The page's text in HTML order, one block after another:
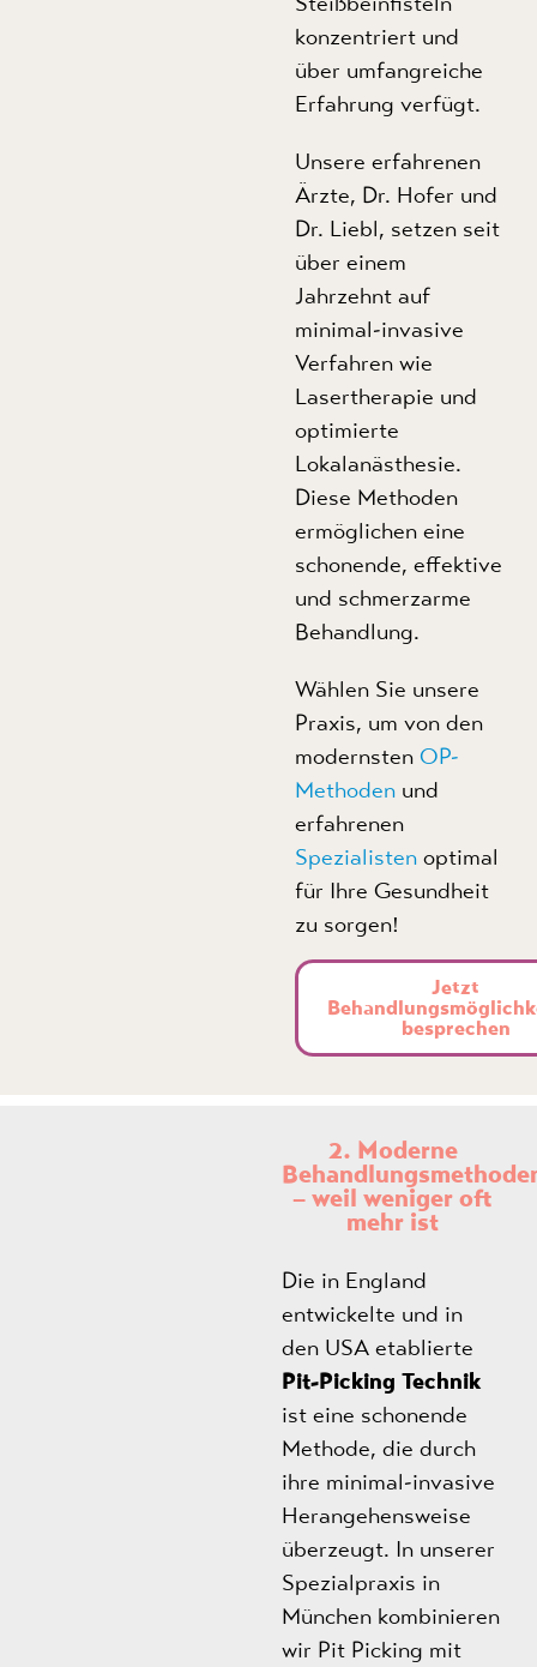
konzentriert und
über umfangreiche
Erfahrung verfügt.
Unsere erfahrenen
Ärzte, Dr. Hofer und
Dr. Liebl, setzen seit
über einem
Jahrzehnt auf
minimal-invasive
Verfahren wie
Lasertherapie und
optimierte
Lokalanästhesie.
Diese Methoden
ermöglichen eine
schonende, effektive
und schmerzarme
Behandlung.
Wählen Sie unsere
Praxis, um von den
modernstenOP-
Methoden und
erfahrenen
Spezialisten optimal
für Ihre Gesundheit
zu sorgen!
Jetzt
besprechen
2. Moderne
– weil weniger oft
mehr ist
Die in England
entwickelte und in
den USA etablierte
Pit-Picking Technik
ist eine schonende
Methode, die durch
ihre minimal-invasive
Herangehensweise
überzeugt. In unserer
Spezialpraxis in
München kombinieren
wir Pit Picking mit